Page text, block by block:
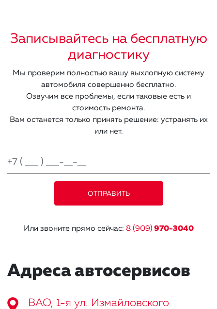
Записывайтесь на бесплатную
диагностику
Мы проверим полностью вашу выхлопную систему
автомобиля совершенно бесплатно.
Озвучим все проблемы, если таковые есть и
стоимость ремонта.
Вам останется только принять решение: устранять их
или нет.
Или звоните прямо сейчас: 8 (909) 970-3040
Адреса автосервисов
ВАО, 1-я ул. Измайловского